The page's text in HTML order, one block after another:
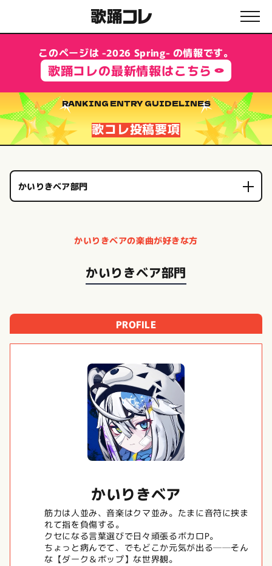
このページは -2026 Spring- の情報です。
歌踊コレの最新情報はこちら
歌コレ投稿要項
RANKING ENTRY GUIDELINES
かいりきベア部門
かいりきベア部門
かいりきベアの楽曲が好きな方
PROFILE
かいりきベア
筋力は人並み、音楽はクマ並み。たまに音符に挟ま
れて指を負傷する。
クセになる言葉選びで日々頑張るボカロP。
ちょっと病んでて、でもどこか元気が出る──そん
な【ダーク＆ポップ】な世界観。